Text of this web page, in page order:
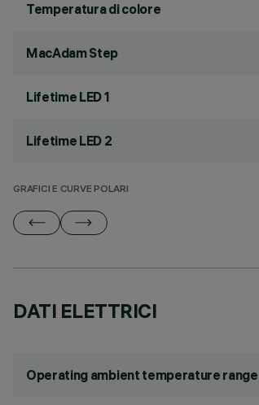
Temperatura di colore
MacAdam Step
Lifetime LED 1
Lifetime LED 2
GRAFICI E CURVE POLARI
DATI ELETTRICI
Operating ambient temperature range